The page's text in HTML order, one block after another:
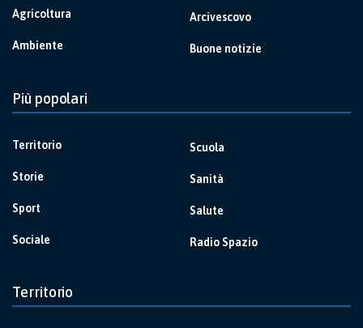
Agricoltura
Ambiente
Arcivescovo
Buone notizie
Più popolari
Territorio
Storie
Sport
Sociale
Scuola
Sanità
Salute
Radio Spazio
Territorio